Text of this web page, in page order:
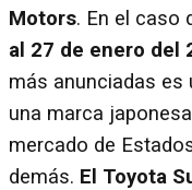
Motors. En el caso
al 27 de enero del
más anunciadas es
una marca
mercado de
demás. El Toyota